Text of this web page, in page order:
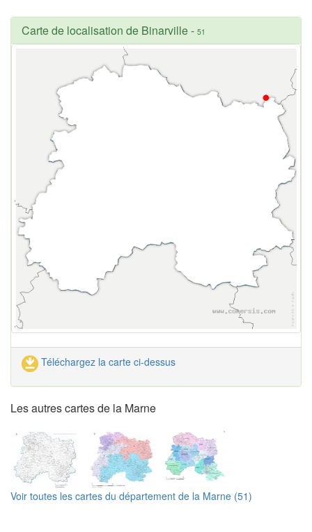
Carte de localisation de Binarville- 51
Téléchargez la carte ci-dessus
Les autres cartes de la Marne
Voir toutes les cartes du département de la Marne (51)